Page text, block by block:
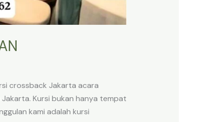
crossback Jakarta acara
Kursi bukan hanya tempat
kami adalah kursi